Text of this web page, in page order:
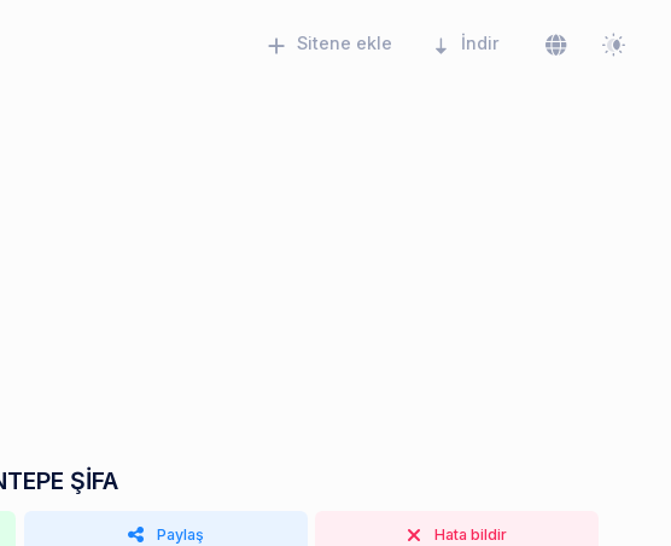
Sitene ekle İndir
ŞİFA
Paylaş Hata bildir